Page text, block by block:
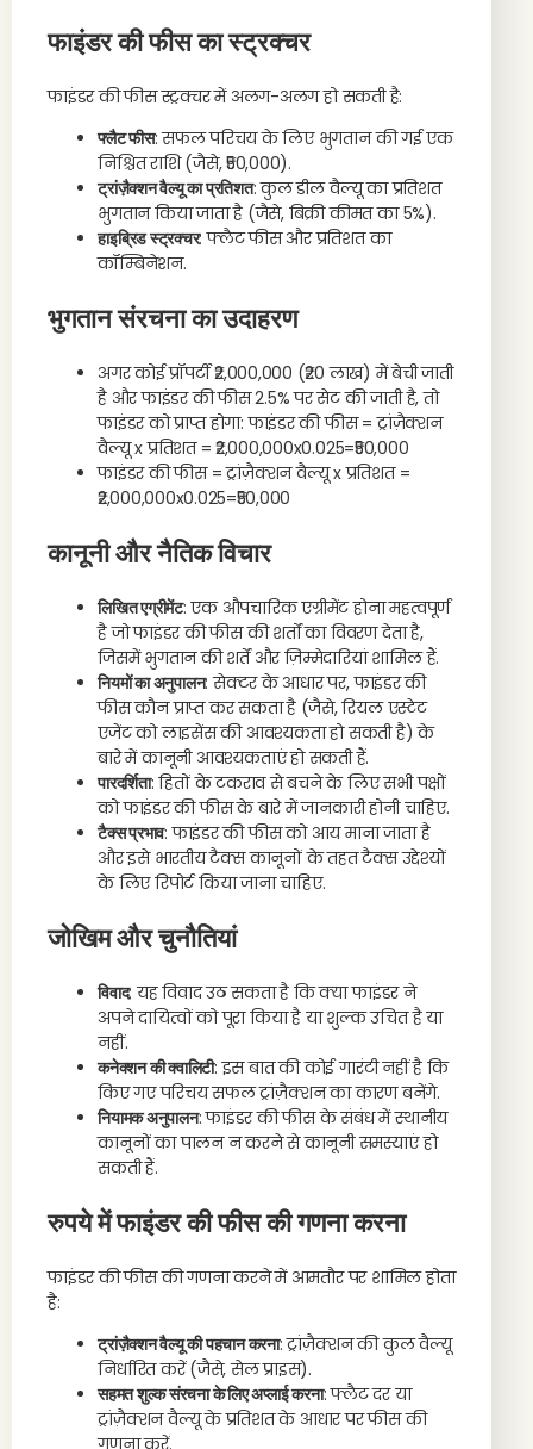
फाइंडर की फीस का स्ट्रक्चर
फाइंडर की फीस स्ट्रक्चर में अलग-अलग हो सकती है:
फ्लैट फीस: सफल परिचय के लिए भुगतान की गई एक
निश्चित राशि (जैसे, ₹50,000).
ट्रांज़ैक्शन वैल्यू का प्रतिशत: कुल डील वैल्यू का प्रतिशत
भुगतान किया जाता है (जैसे, बिक्री कीमत का 5%).
हाइब्रिड स्ट्रक्चर: फ्लैट फीस और प्रतिशत का
कॉम्बिनेशन.
भुगतान संरचना का उदाहरण
अगर कोई प्रॉपर्टी ₹2,000,000 (₹20 लाख) में बेची जाती
है और फाइंडर की फीस 2.5% पर सेट की जाती है, तो
फाइंडर को प्राप्त होगा: फाइंडर की फीस = ट्रांज़ैक्शन
वैल्यू x प्रतिशत = ₹2,000,000x0.025=₹50,000
फाइंडर की फीस = ट्रांज़ैक्शन वैल्यू x प्रतिशत =
₹2,000,000x0.025=₹50,000
कानूनी और नैतिक विचार
लिखित एग्रीमेंट: एक औपचारिक एग्रीमेंट होना महत्वपूर्ण
है जो फाइंडर की फीस की शर्तों का विवरण देता है,
जिसमें भुगतान की शर्तें और ज़िम्मेदारियां शामिल हैं.
नियमों का अनुपालन: सेक्टर के आधार पर, फाइंडर की
फीस कौन प्राप्त कर सकता है (जैसे, रियल एस्टेट
एजेंट को लाइसेंस की आवश्यकता हो सकती है) के
बारे में कानूनी आवश्यकताएं हो सकती हैं.
पारदर्शिता: हितों के टकराव से बचने के लिए सभी पक्षों
को फाइंडर की फीस के बारे में जानकारी होनी चाहिए.
टैक्स प्रभाव: फाइंडर की फीस को आय माना जाता है
और इसे भारतीय टैक्स कानूनों के तहत टैक्स उद्देश्यों
के लिए रिपोर्ट किया जाना चाहिए.
जोखिम और चुनौतियां
विवाद: यह विवाद उठ सकता है कि क्या फाइंडर ने
अपने दायित्वों को पूरा किया है या शुल्क उचित है या
नहीं.
कनेक्शन की क्वालिटी: इस बात की कोई गारंटी नहीं है कि
किए गए परिचय सफल ट्रांज़ैक्शन का कारण बनेंगे.
नियामक अनुपालन: फाइंडर की फीस के संबंध में स्थानीय
कानूनों का पालन न करने से कानूनी समस्याएं हो
सकती हैं.
रुपये में फाइंडर की फीस की गणना करना
फाइंडर की फीस की गणना करने में आमतौर पर शामिल होता
है:
ट्रांज़ैक्शन वैल्यू की पहचान करना: ट्रांज़ैक्शन की कुल वैल्यू
निर्धारित करें (जैसे, सेल प्राइस).
सहमत शुल्क संरचना के लिए अप्लाई करना: फ्लैट दर या
ट्रांज़ैक्शन वैल्यू के प्रतिशत के आधार पर फीस की
गणना करें.